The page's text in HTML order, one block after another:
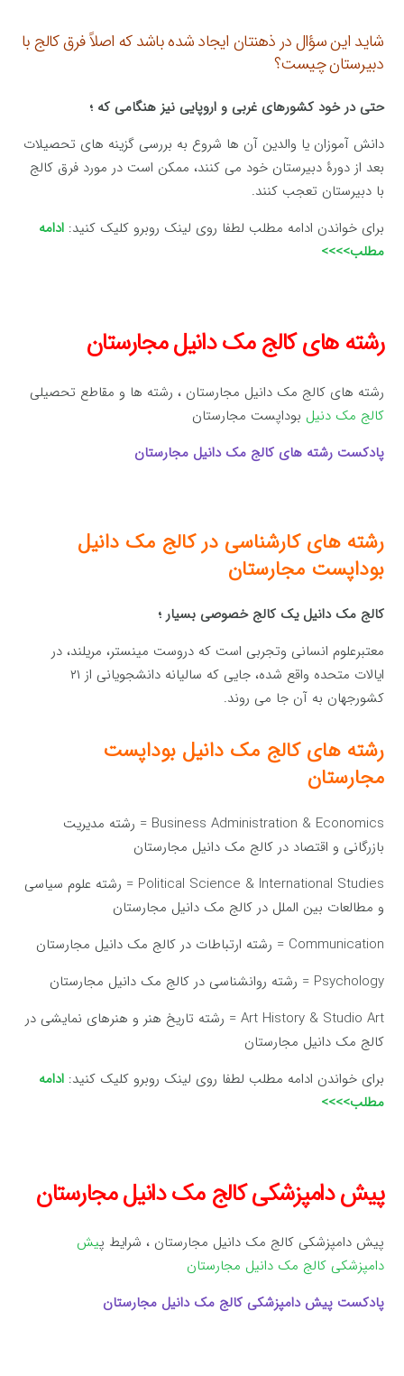
شاید این سؤال در ذهنتان ایجاد شده باشد که اصلاً فرق کالج با
دبیرستان چیست؟
حتی در خود کشورهای غربی و اروپایی نیز هنگامی که ؛
دانش آموزان یا والدین آن ها شروع به بررسی گزینه های تحصیلات
بعد از دورۀ دبیرستان خود می کنند، ممکن است در مورد فرق کالج
با دبیرستان تعجب کنند.
برای خواندن ادامه مطلب لطفا روی لینک روبرو کلیک کنید:ادامه
مطلب>>>>
رشته های کالج مک دانیل مجارستان
رشته های کالج مک دانیل مجارستان ، رشته ها و مقاطع تحصیلی
کالج مک دنیل بوداپست مجارستان
پادکست رشته های کالج مک دانیل مجارستان
رشته های کارشناسی در کالج مک دانیل
بوداپست مجارستان
کالج مک دانیل یک کالج خصوصی بسیار ؛
معتبرعلوم انسانی وتجربی است که دروست مینستر، مریلند، در
ایالات متحده واقع شده، جایی که سالیانه دانشجویانی از ۲۱
کشورجهان به آن جا می روند.
رشته های کالج مک دانیل بوداپست
مجارستان
Business Administration & Economics = رشته مدیریت
بازرگانی و اقتصاد در کالج مک دانیل مجارستان
Political Science & International Studies = رشته علوم سیاسی
و مطالعات بین الملل در کالج مک دانیل مجارستان
Communication = رشته ارتباطات در کالج مک دانیل مجارستان
Psychology = رشته روانشناسی در کالج مک دانیل مجارستان
Art History & Studio Art = رشته تاریخ هنر و هنرهای نمایشی در
کالج مک دانیل مجارستان
برای خواندن ادامه مطلب لطفا روی لینک روبرو کلیک کنید:ادامه
مطلب>>>>
پیش دامپزشکی کالج مک دانیل مجارستان
پیش دامپزشکی کالج مک دانیل مجارستان ، شرایط پیش
دامپزشکی کالج مک دانیل مجارستان
پادکست پیش دامپزشکی کالج مک دانیل مجارستان